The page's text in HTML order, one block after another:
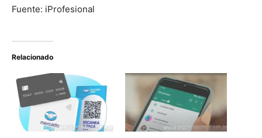
Fuente: iProfesional
Relacionado